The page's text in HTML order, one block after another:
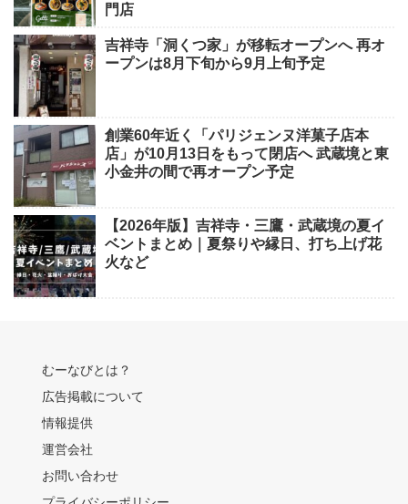
門店
吉祥寺「洞くつ家」が移転オープンへ 再オ
ープンは8月下旬から9月上旬予定
創業60年近く「パリジェンヌ洋菓子店本
店」が10月13日をもって閉店へ 武蔵境と東
小金井の間で再オープン予定
【2026年版】吉祥寺・三鷹・武蔵境の夏イ
ベントまとめ｜夏祭りや縁日、打ち上げ花
火など
むーなびとは？
広告掲載について
情報提供
運営会社
お問い合わせ